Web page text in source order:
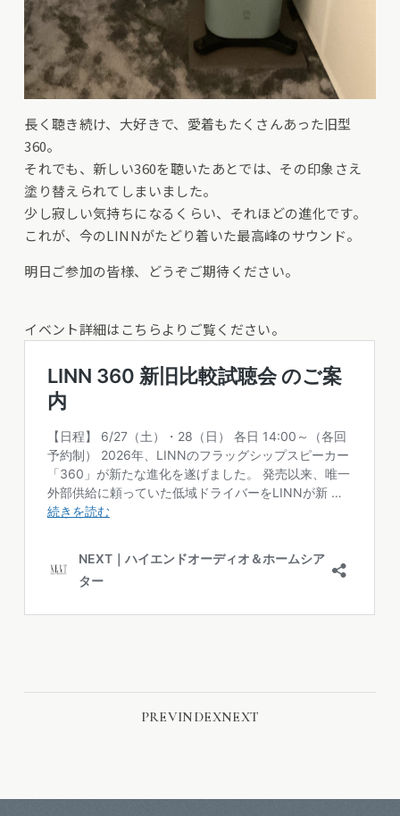
長く聴き続け、大好きで、愛着もたくさんあった旧型
360。
それでも、新しい360を聴いたあとでは、その印象さえ
塗り替えられてしまいました。
少し寂しい気持ちになるくらい、それほどの進化です。
これが、今のLINNがたどり着いた最高峰のサウンド。
明日ご参加の皆様、どうぞご期待ください。
イベント詳細はこちらよりご覧ください。
PREVINDEXNEXT